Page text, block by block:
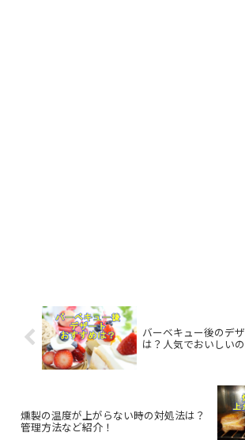
バーベキュー後のデ
は？人気でおいしい
燻製の温度が上がらない時の対処法は？
管理方法など紹介！